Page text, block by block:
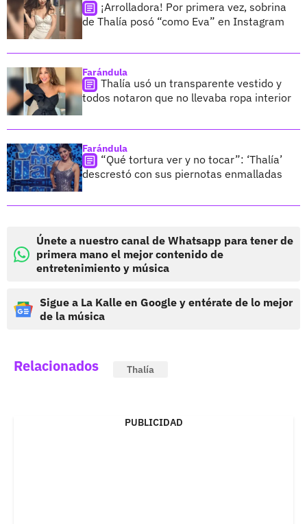
¡Arrolladora! Por primera vez, sobrina
de Thalía posó “como Eva” en Instagram
Farándula
Thalía usó un transparente vestido y
todos notaron que no llevaba ropa interior
Farándula
“Qué tortura ver y no tocar”: ‘Thalía’
descrestó con sus piernotas enmalladas
Únete a nuestro canal de Whatsapp para tener de
primera mano el mejor contenido de
entretenimiento y música
Sigue a La Kalle en Google y entérate de lo mejor
de la música
Relacionados Thalía
PUBLICIDAD